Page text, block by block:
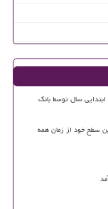
از ۲۲۰۰ فقره تسهیلات ازدواج و فرزندآوری در ۲ ماه ابتدایی سال توسط بانک
سطح خود از زمان همه